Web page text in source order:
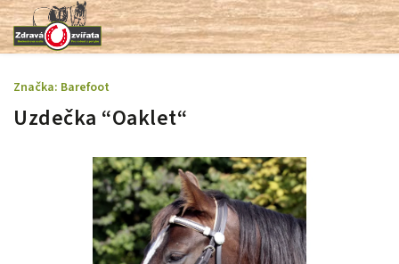
Uzdečka “Oaklet“
Značka: Barefoot